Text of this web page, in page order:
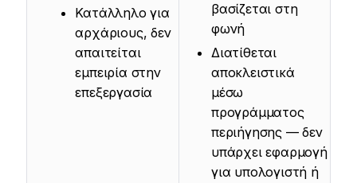
Κατάλληλο για
αρχάριους, δεν
απαιτείται
εμπειρία στην
επεξεργασία
βασίζεται στη
φωνή
Διατίθεται
αποκλειστικά
μέσω
προγράμματος
περιήγησης — δεν
υπάρχει εφαρμογή
για υπολογιστή ή